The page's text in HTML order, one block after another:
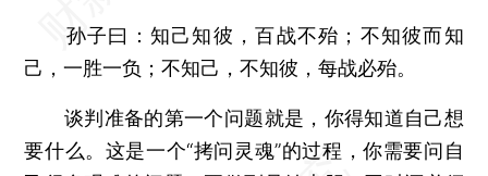
孙子曰：知己知彼，百战不殆；不知彼而知
己，一胜一负；不知己，不知彼，每战必殆。
谈判准备的第一个问题就是，你得知道自己想
要什么。这是一个“拷问灵魂”的过程，你需要问自